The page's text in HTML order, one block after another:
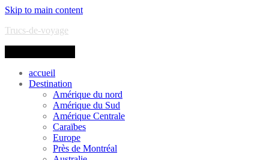
Skip to main content
Trucs-de-voyage
accueil
Destination
Amérique du nord
Amérique du Sud
Amérique Centrale
Caraïbes
Europe
Près de Montréal